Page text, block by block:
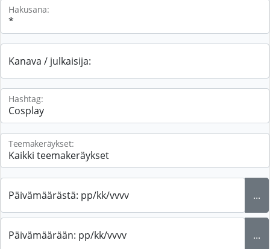
Hakusana:
Kanava / julkaisija:
Hashtag:
Teemakeräykset:
Päivämäärästä: pp/kk/vvvv ...
Päivämäärään: pp/kk/vvvv ...